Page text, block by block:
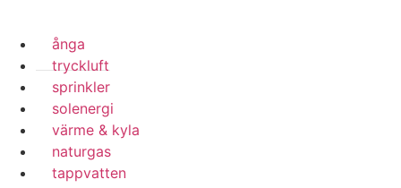
ånga
tryckluft
sprinkler
solenergi
värme & kyla
naturgas
tappvatten